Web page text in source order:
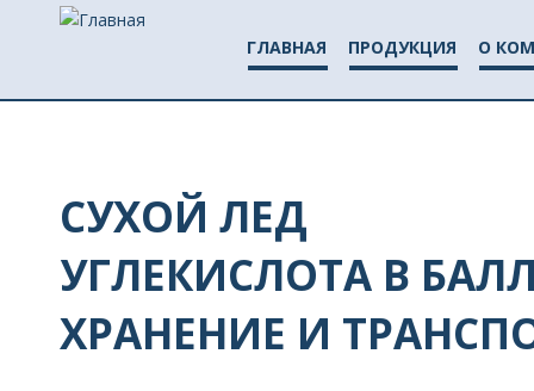
Г
В
Н
О
ГЛАВНАЯ ПРОДУКЦИЯ О
СУХОЙ ЛЕД
УГЛЕКИСЛОТА В
ХРАНЕНИЕ И